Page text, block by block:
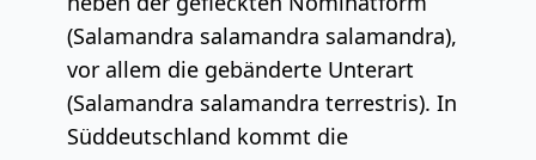
(Salamandra salamandra salamandra),
vor allem die gebänderte Unterart
(Salamandra salamandra terrestris). In
Süddeutschland kommt die